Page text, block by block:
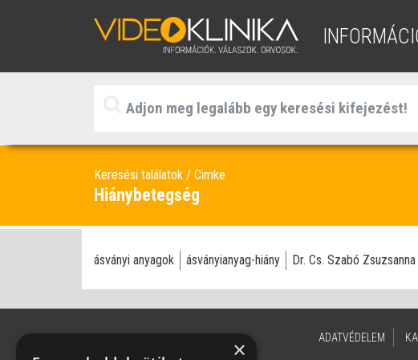
Keresési találatok Cimke
Hiánybetegség
ásványi anyagok ásványianyag-hiány Dr. Cs. Szabó Zsuzsanna
ADATVÉDELEM
×